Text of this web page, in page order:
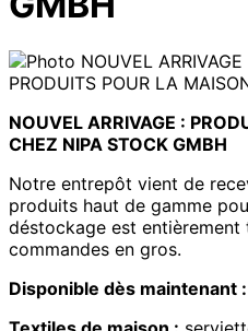
NOUVEL ARRIVAGE :
CHEZ NIPA STOCK GMBH
Notre entrepôt vient de
produits haut de gamme
déstockage est
commandes en gros.
Disponible dès maintenant :